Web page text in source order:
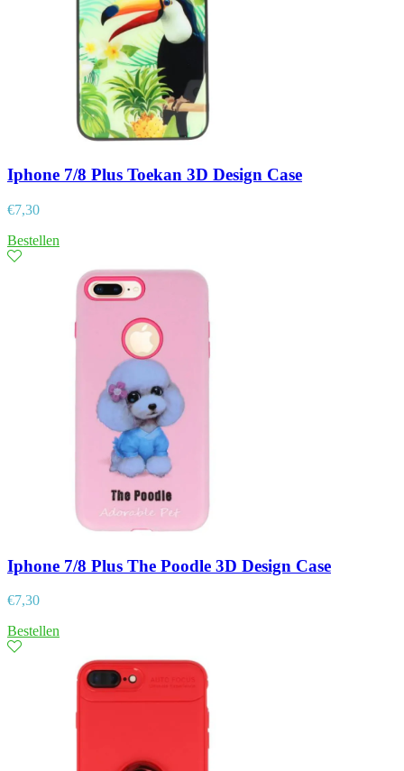
Iphone 7/8 Plus Toekan 3D Design Case
€7,30
Bestellen
Iphone 7/8 Plus The Poodle 3D Design Case
€7,30
Bestellen